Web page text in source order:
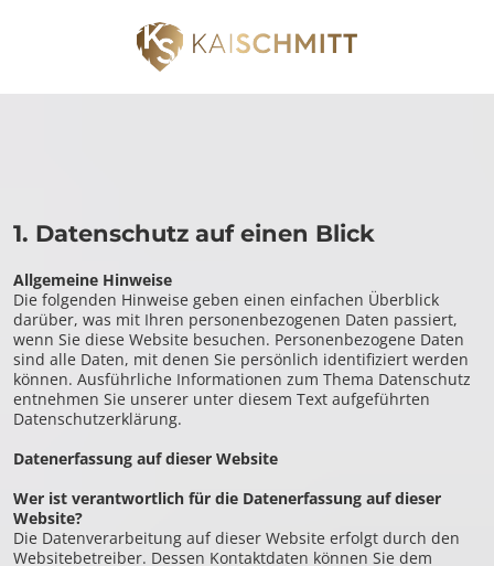
1. Datenschutz auf einen Blick
Allgemeine Hinweise
Die folgenden Hinweise geben einen einfachen Überblick
darüber, was mit Ihren personenbezogenen Daten passiert,
wenn Sie diese Website besuchen. Personenbezogene Daten
sind alle Daten, mit denen Sie persönlich identifiziert werden
können. Ausführliche Informationen zum Thema Datenschutz
entnehmen Sie unserer unter diesem Text aufgeführten
Datenschutzerklärung.
Datenerfassung auf dieser Website
Wer ist verantwortlich für die Datenerfassung auf dieser
Website?
Die Datenverarbeitung auf dieser Website erfolgt durch den
Websitebetreiber. Dessen Kontaktdaten können Sie dem